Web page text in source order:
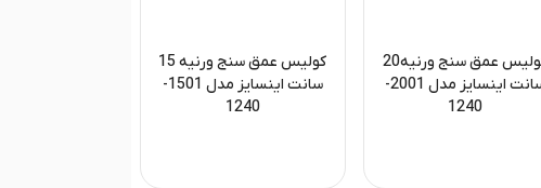
کولیس عمق سنج ورنیه20
سانت اینسایز مدل 2001-
1240
کولیس عمق سنج ورنیه 15
سانت اینسایز مدل 1501-
1240